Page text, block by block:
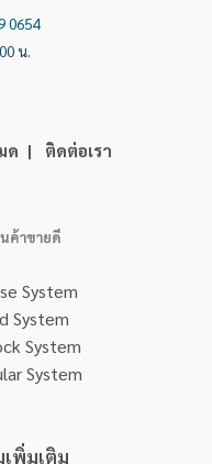
0654
น.
ด | ติดต่อเรา
ค้าขายดี
System
System
System
System
พิ่มเติม